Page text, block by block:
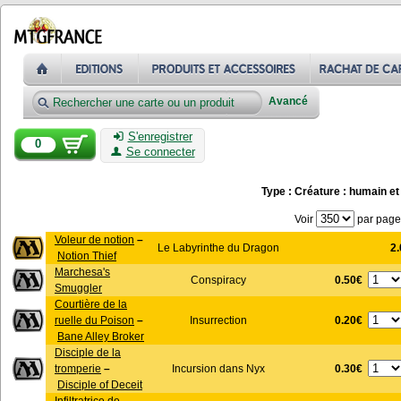
Avancé
0
S'enregistrer
Se connecter
Type : Créature : humain
Voir par page
Voleur de notion –
Notion Thief
Le Labyrinthe du Dragon
Marchesa's
Smuggler
Conspiracy 0.50€
Courtière de la
ruelle du Poison –
Bane Alley Broker
Insurrection 0.20€
Disciple de la
tromperie –
Disciple of Deceit
Incursion dans Nyx 0.30€